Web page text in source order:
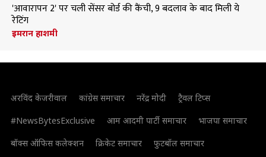
'आवारापन 2' पर चली सेंसर बोर्ड की कैंची, 9 बदलाव के बाद मिली ये
रेटिंग
इमरान हाशमी
अरविंद केजरीवाल कांग्रेस समाचार नरेंद्र मोदी
ट्रैवल टिप्स
#NewsBytesExclusive
आम आदमी पार्टी समाचार
भाजपा समाचार
बॉक्स ऑफिस कलेक्शन
क्रिकेट समाचार फुटबॉल समाचार